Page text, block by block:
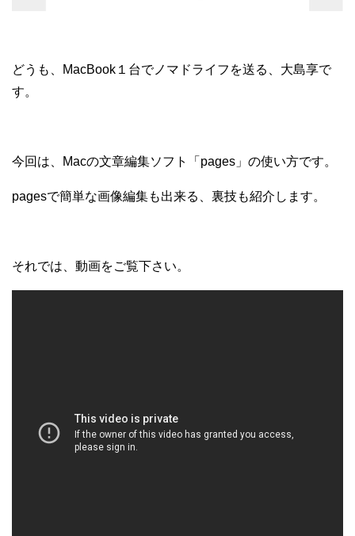
どうも、MacBook１台でノマドライフを送る、大島享で
す。
今回は、Macの文章編集ソフト「pages」の使い方です。
pagesで簡単な画像編集も出来る、裏技も紹介します。
それでは、動画をご覧下さい。